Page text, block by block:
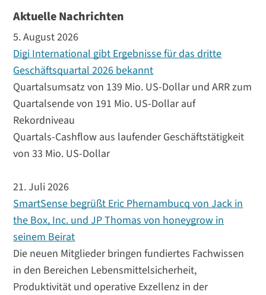
Aktuelle Nachrichten
5. August 2026
Digi International gibt Ergebnisse für das dritte
Geschäftsquartal 2026 bekannt
Quartalsumsatz von 139 Mio. US-Dollar und ARR zum
Quartalsende von 191 Mio. US-Dollar auf
Rekordniveau
Quartals-Cashflow aus laufender Geschäftstätigkeit
von 33 Mio. US-Dollar
21. Juli 2026
SmartSense begrüßt Eric Phernambucq von Jack in
the Box, Inc. und JP Thomas von honeygrow in
seinem Beirat
Die neuen Mitglieder bringen fundiertes Fachwissen
in den Bereichen Lebensmittelsicherheit,
Produktivität und operative Exzellenz in der